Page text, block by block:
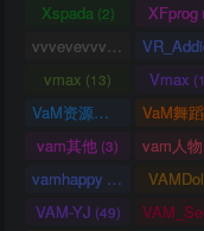
Xspada(2) XFprog
vvvevevvv(191)
vmax (13) Vmax
VaM资源中心 (4163)
vam其他 (3) vam人物
vamhappy
VAM-YJ (49)